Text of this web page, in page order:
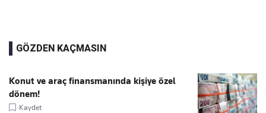
GÖZDEN KAÇMASIN
Konut ve araç finansmanında kişiye özel
dönem!
Kaydet